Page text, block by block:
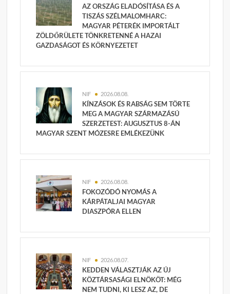
AZ ORSZÁG ELADÓSÍTÁSA ÉS A
TISZÁS SZÉLMALOMHARC:
MAGYAR PÉTERÉK IMPORTÁLT
ZÖLDŐRÜLETE TÖNKRETENNÉ A HAZAI
GAZDASÁGOT ÉS KÖRNYEZETET
NIF 2026.08.08.
KÍNZÁSOK ÉS RABSÁG SEM TÖRTE
MEG A MAGYAR SZÁRMAZÁSÚ
SZERZETEST: AUGUSZTUS 8-ÁN
MAGYAR SZENT MÓZESRE EMLÉKEZÜNK
NIF 2026.08.08.
FOKOZÓDÓ NYOMÁS A
KÁRPÁTALJAI MAGYAR
DIASZPÓRA ELLEN
NIF 2026.08.07.
KEDDEN VÁLASZTJÁK AZ ÚJ
KÖZTÁRSASÁGI ELNÖKÖT: MÉG
NEM TUDNI, KI LESZ AZ, DE